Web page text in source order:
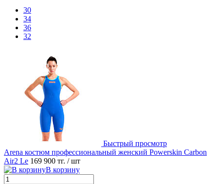
30
34
36
32
Быстрый просмотр
Arena костюм профессиональный женский Powerskin Carbon
Air2 Le 169 900 тг. / шт
В корзину